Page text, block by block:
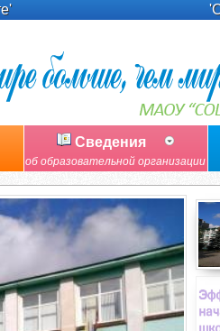
Сведения
об образовательной организации